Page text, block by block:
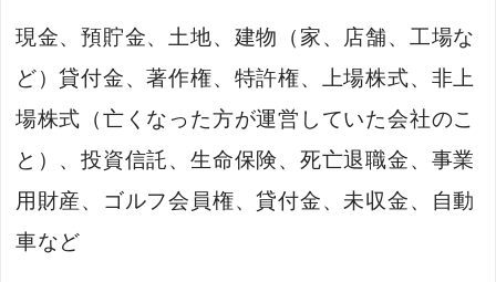
現金、預貯金、土地、建物（家、店舗、工場な
ど）貸付金、著作権、特許権、上場株式、非上
場株式（亡くなった方が運営していた会社のこ
と）、投資信託、生命保険、死亡退職金、事業
用財産、ゴルフ会員権、貸付金、未収金、自動
車など